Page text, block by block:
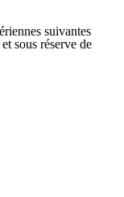
suivantes
sous réserve de